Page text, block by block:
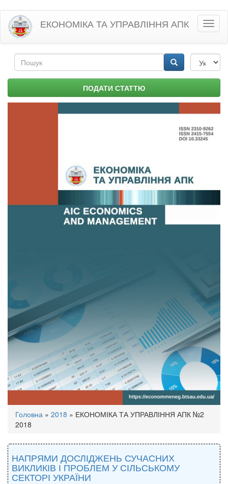
Перейти
основного
матеріалу
ЕКОНОМІКА ТА УПРАВЛІННЯ АПК
Пошукова
форма ПОДАТИ СТАТТЮ
Ви
тут
Головна » 2018 » ЕКОНОМІКА ТА УПРАВЛІННЯ АПК №2
2018
НАПРЯМИ ДОСЛІДЖЕНЬ СУЧАСНИХ
ВИКЛИКІВ І ПРОБЛЕМ У СІЛЬСЬКОМУ
СЕКТОРІ УКРАЇНИ